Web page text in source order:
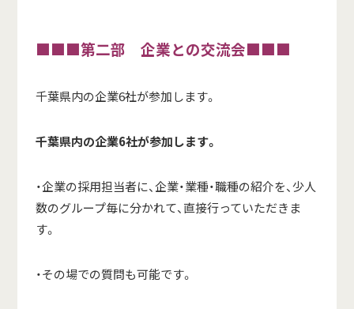
■■■第二部 企業との交流会■■■
千葉県内の企業6社が参加します。
千葉県内の企業6社が参加します。
・企業の採用担当者に、企業・業種・職種の紹介を、少人
数のグループ毎に分かれて、直接行っていただきま
す。
・その場での質問も可能です。